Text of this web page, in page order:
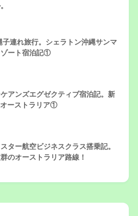
子連れ旅行。シェラトン沖縄サンマ
ゾート宿泊記①
アンズエグゼクティブ宿泊記。新
ーストラリア①
ター航空ビジネスクラス搭乗記。
のオーストラリア路線！